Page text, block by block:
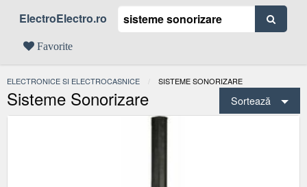
ElectroElectro.ro
Favorite
ELECTRONICE SI ELECTROCASNICE ACTUAL:
SISTEME SONORIZARE
Sisteme Sonorizare Sortează